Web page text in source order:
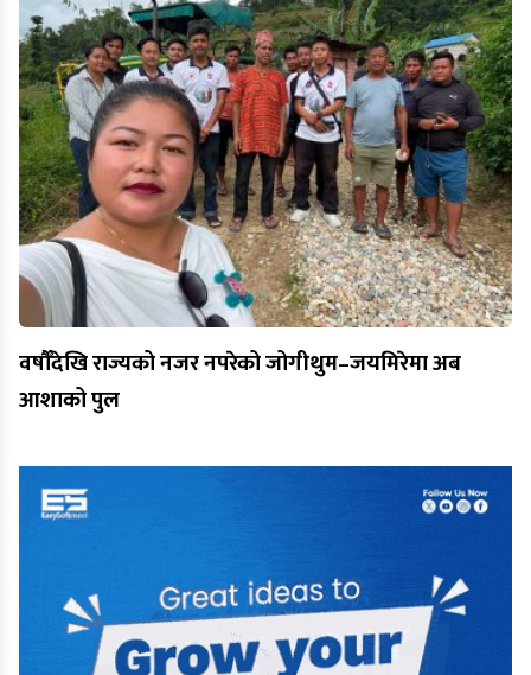
वर्षौँदेखि राज्यको नजर नपरेको जोगीथुम–जयमिरेमा अब
आशाको पुल